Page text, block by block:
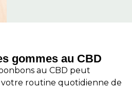
gommes au CBD
au CBD peut
routine quotidienne de